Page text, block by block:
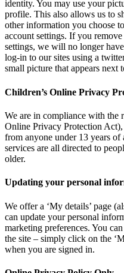
identity. You may use your
profile. This also allows us to
other information you choose
account settings. If you
settings, we will no longer
log-in to our sites using a
small picture that appears next
Children’s Online Privacy
We are in compliance with the
Online Privacy Protection
from anyone under 13 years of
services are all directed to
older.
Updating your personal
We offer a ‘My details’ page
can update your personal
marketing preferences. You
the site – simply click on the
when you are signed in.